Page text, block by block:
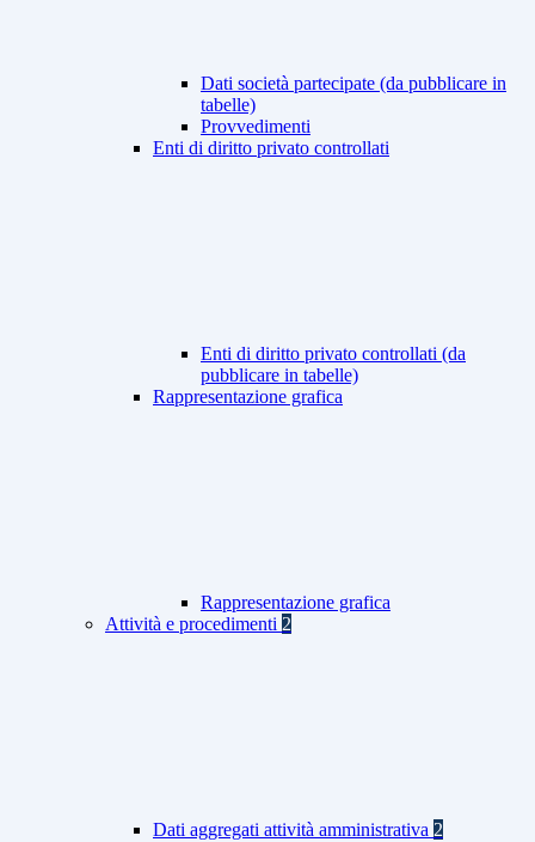
Dati società partecipate (da pubblicare in
tabelle)
Provvedimenti
Enti di diritto privato controllati
Enti di diritto privato controllati (da
pubblicare in tabelle)
Rappresentazione grafica
Rappresentazione grafica
Attività e procedimenti 2
Dati aggregati attività amministrativa 2